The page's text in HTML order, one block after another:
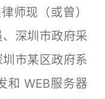
师现（或曾）
深圳市政府采
市某区政府系
和 WEB服务器